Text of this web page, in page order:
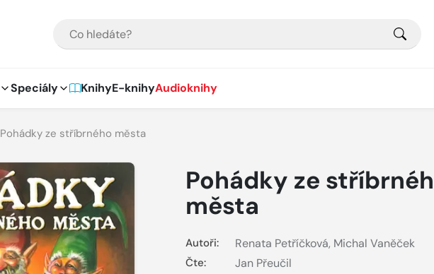
Speciály KnihyE-knihyAudioknihy
Pohádky ze stříbrného města
Pohádky ze
města
Autoři: Renata Petříčková, Michal Vaněček
Čte: Jan Přeučil